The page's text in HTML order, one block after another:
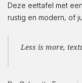
Deze eettafel met
rustig en modern, of
Less is more,